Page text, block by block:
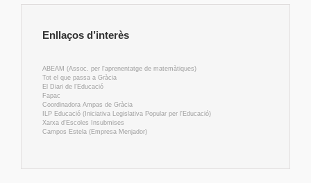
Enllaços d’interès
ABEAM (Assoc. per l'aprenentatge de matemàtiques)
Tot el que passa a Gràcia
El Diari de l'Educació
Fapac
Coordinadora Ampas de Gràcia
ILP Educació (Iniciativa Legislativa Popular per l'Educació)
Xarxa d'Escoles Insubmises
Campos Estela (Empresa Menjador)